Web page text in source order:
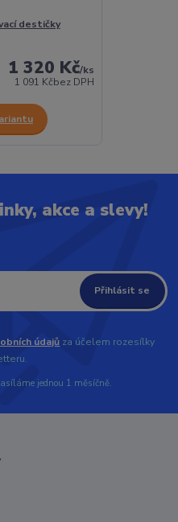
destičky
1 320 Kč/ks
1 091 Kčbez DPH
akce a slevy!
Přihlásit se
údajů za účelem rozesílky
jednou 1 měsíčně.